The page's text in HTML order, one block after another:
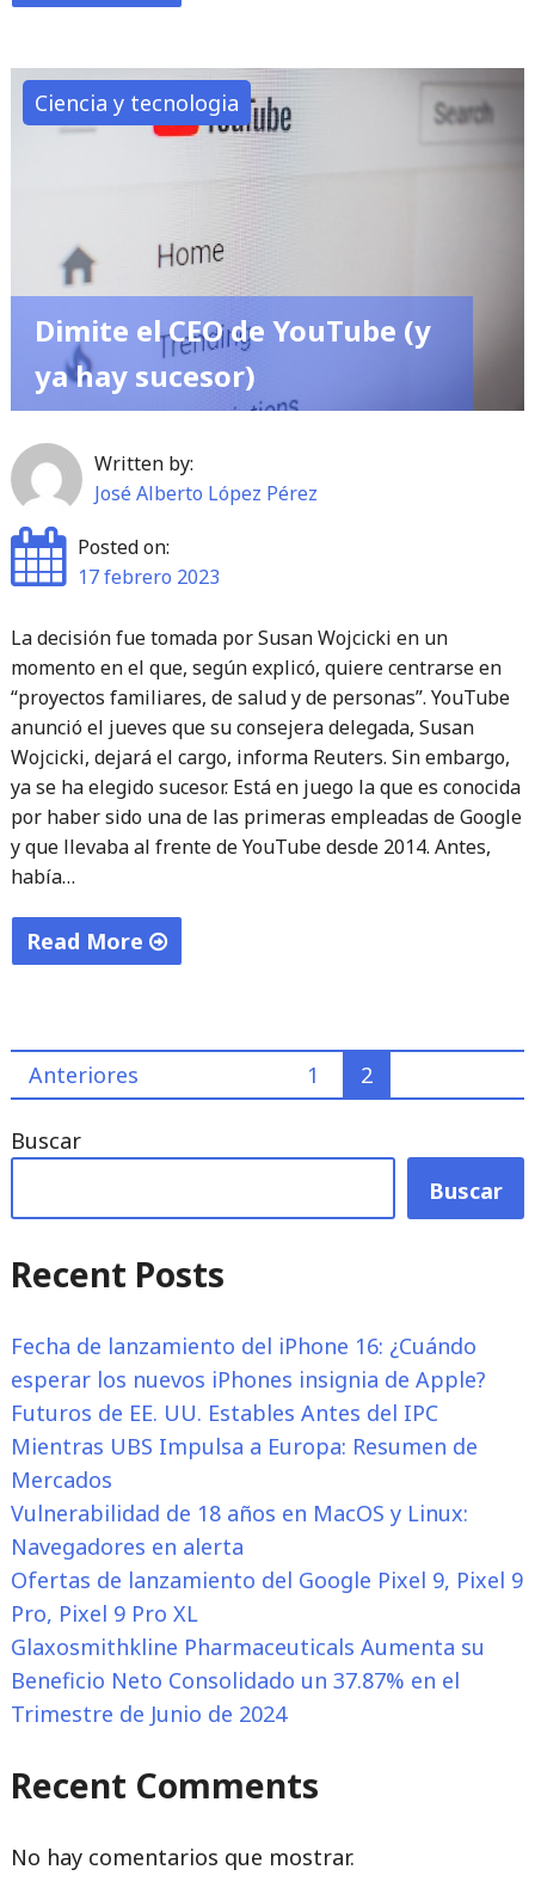
lo
que
mientras
cargas
dispositivo
que
te
dure
la
batería"
Ciencia y tecnologia
Dimite el CEO de YouTube (y
ya hay sucesor)
Written by:
José Alberto López Pérez
Posted on:
17 febrero 2023
La decisión fue tomada por Susan Wojcicki en un
momento en el que, según explicó, quiere centrarse en
“proyectos familiares, de salud y de personas”. YouTube
anunció el jueves que su consejera delegada, Susan
Wojcicki, dejará el cargo, informa Reuters. Sin embargo,
ya se ha elegido sucesor. Está en juego la que es conocida
por haber sido una de las primeras empleadas de Google
y que llevaba al frente de YouTube desde 2014. Antes,
había…
Read More
CEO
de
(y
hay
Paginación
de
Anteriores 1 2
Buscar
Buscar
Recent Posts
Fecha de lanzamiento del iPhone 16: ¿Cuándo
esperar los nuevos iPhones insignia de Apple?
Futuros de EE. UU. Estables Antes del IPC
Mientras UBS Impulsa a Europa: Resumen de
Mercados
Vulnerabilidad de 18 años en MacOS y Linux:
Navegadores en alerta
Ofertas de lanzamiento del Google Pixel 9, Pixel 9
Pro, Pixel 9 Pro XL
Glaxosmithkline Pharmaceuticals Aumenta su
Beneficio Neto Consolidado un 37.87% en el
Trimestre de Junio de 2024
Recent Comments
No hay comentarios que mostrar.